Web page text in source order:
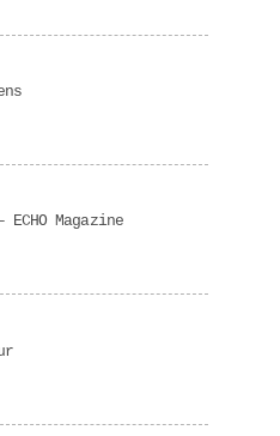
Magazine